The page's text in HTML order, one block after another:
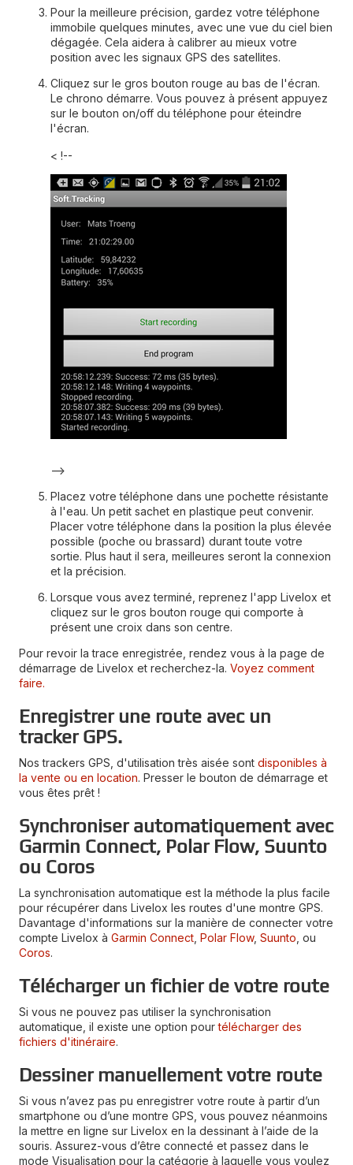
Pour la meilleure précision, gardez votre téléphone
immobile quelques minutes, avec une vue du ciel bien
dégagée. Cela aidera à calibrer au mieux votre
position avec les signaux GPS des satellites.
Cliquez sur le gros bouton rouge au bas de l'écran.
Le chrono démarre. Vous pouvez à présent appuyez
sur le bouton on/off du téléphone pour éteindre
l'écran.
< !--
-->
Placez votre téléphone dans une pochette résistante
à l'eau. Un petit sachet en plastique peut convenir.
Placer votre téléphone dans la position la plus élevée
possible (poche ou brassard) durant toute votre
sortie. Plus haut il sera, meilleures seront la connexion
et la précision.
Lorsque vous avez terminé, reprenez l'app Livelox et
cliquez sur le gros bouton rouge qui comporte à
présent une croix dans son centre.
Pour revoir la trace enregistrée, rendez vous à la page de
démarrage de Livelox et recherchez-la. Voyez comment
faire.
Enregistrer une route avec un
tracker GPS.
Nos trackers GPS, d'utilisation très aisée sont disponibles à
la vente ou en location. Presser le bouton de démarrage et
vous êtes prêt !
Synchroniser automatiquement avec
Garmin Connect, Polar Flow, Suunto
ou Coros
La synchronisation automatique est la méthode la plus facile
pour récupérer dans Livelox les routes d'une montre GPS.
Davantage d'informations sur la manière de connecter votre
compte Livelox à Garmin Connect Polar Flow, Suunto , ou
Coros.
Télécharger un fichier de votre route
Si vous ne pouvez pas utiliser la synchronisation
automatique, il existe une option pourtélécharger des
fichiers d'itinéraire.
Dessiner manuellement votre route
Si vous n’avez pas pu enregistrer votre route à partir d’un
smartphone ou d’une montre GPS, vous pouvez néanmoins
la mettre en ligne sur Livelox en la dessinant à l’aide de la
souris. Assurez-vous d’être connecté et passez dans le
mode Visualisation pour la catégorie à laquelle vous voulez